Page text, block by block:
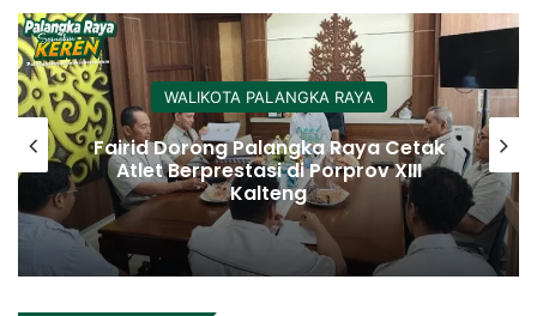
WALIKOTA PALANGKA RAYA
Fairid Dorong Palangka Raya Cetak
Atlet Berprestasi di Porprov XIII
Kalteng